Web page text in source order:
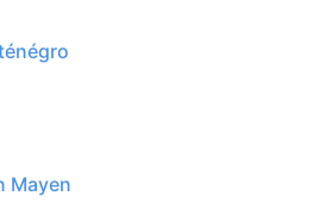
Mayen